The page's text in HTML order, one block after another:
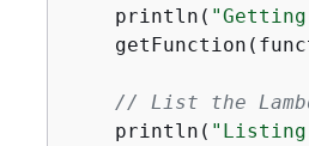
    println(
// List the
    println(
"Listing